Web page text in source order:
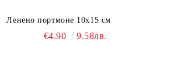
Ленено портмоне 10х15 см
€4.90 9.58лв.